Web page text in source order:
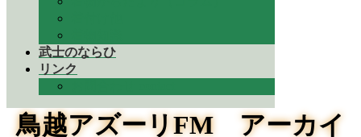
武士のならひ
リンク
鳥越アズーリFM アーカイ